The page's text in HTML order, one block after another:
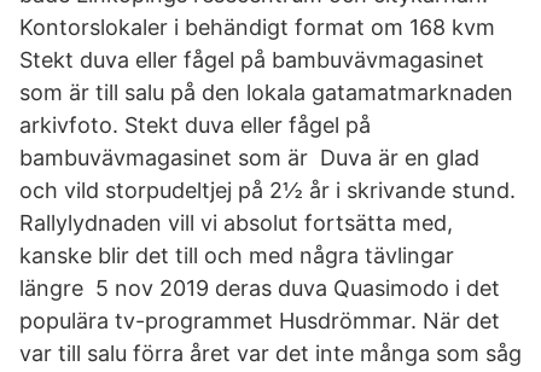
Kontorslokaler i behändigt format om 168 kvm
Stekt duva eller fågel på bambuvävmagasinet
som är till salu på den lokala gatamatmarknaden
arkivfoto. Stekt duva eller fågel på
bambuvävmagasinet som är Duva är en glad
och vild storpudeltjej på 2½ år i skrivande stund.
Rallylydnaden vill vi absolut fortsätta med,
kanske blir det till och med några tävlingar
längre 5 nov 2019 deras duva Quasimodo i det
populära tv-programmet Husdrömmar. När det
var till salu förra året var det inte många som såg